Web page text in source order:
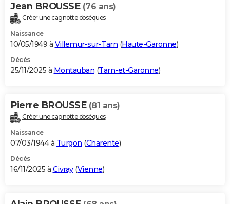
Jean BROUSSE (76 ans)
Créer une cagnotte obsèques
Naissance
10/05/1949 à Villemur-sur-Tarn (Haute-Garonne)
Décès
25/11/2025 à Montauban (Tarn-et-Garonne)
Pierre BROUSSE (81 ans)
Créer une cagnotte obsèques
Naissance
07/03/1944 à Turgon (Charente)
Décès
16/11/2025 à Civray(Vienne)